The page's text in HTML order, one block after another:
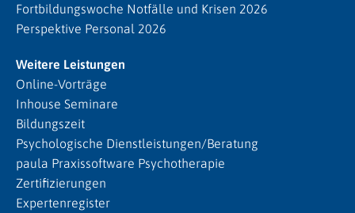
Fortbildungswoche Notfälle und Krisen 2026
Perspektive Personal 2026
Weitere Leistungen
Online-Vorträge
Inhouse Seminare
Bildungszeit
Psychologische Dienstleistungen/Beratung
paula Praxissoftware Psychotherapie
Zertifizierungen
Expertenregister